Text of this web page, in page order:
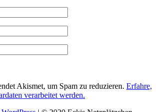
Akismet, um Spam zu reduzieren. Erfahre,
verarbeitet werden.